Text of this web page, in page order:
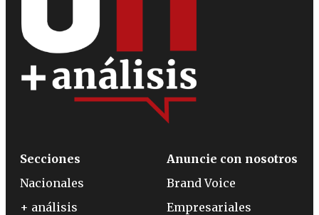
Secciones
Nacionales
+ análisis
Anuncie con nosotros
Brand Voice
Empresariales